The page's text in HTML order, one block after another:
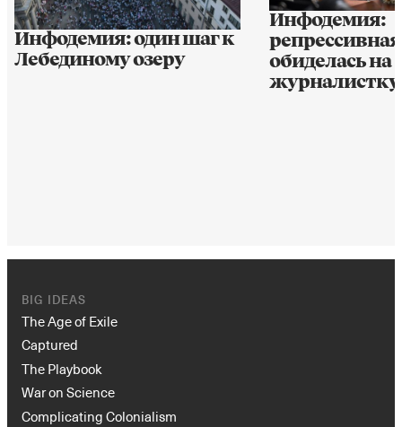
Инфодемия: один шаг к
Лебединому озеру
Инфодемия:
обиделась на
журналистку
BIG IDEAS
The Age of Exile
Captured
The Playbook
War on Science
Complicating Colonialism